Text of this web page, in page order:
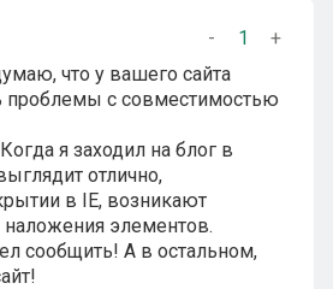
- 1
+
что у вашего сайта
проблемы с совместимостью
я заходил на блог в
отлично,
в IE, возникают
элементов.
сообщить! А в остальном,